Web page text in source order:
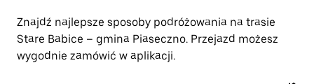
Znajdź najlepsze sposoby podróżowania na trasie
Stare Babice – gmina Piaseczno. Przejazd możesz
wygodnie zamówić w aplikacji.